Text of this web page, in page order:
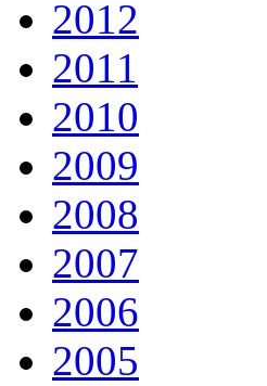
2012
2011
2010
2009
2008
2007
2006
2005